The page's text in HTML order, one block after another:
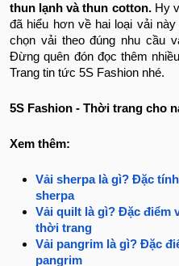
thun lạnh và thun cotton. Hy
đã hiểu hơn về hai loại vải
chọn vải theo đúng nhu cầu
Đừng quên đón đọc thêm
Trang tin tức 5S Fashion nhé.
5S Fashion - Thời trang cho
Xem thêm:
Vải sherpa là gì? Đặc
sherpa
Vải quilt là gì? Đặc điểm
thời trang
Vải pangrim là gì? Đặc
pangrim